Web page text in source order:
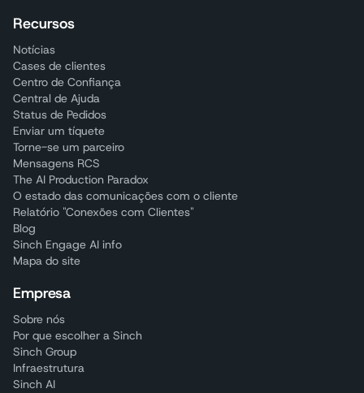
Recursos
Notícias
Cases de clientes
Centro de Confiança
Central de Ajuda
Status de Pedidos
Enviar um tíquete
Torne-se um parceiro
Mensagens RCS
The AI Production Paradox
O estado das comunicações com o cliente
Relatório "Conexões com Clientes"
Blog
Sinch Engage AI info
Mapa do site
Empresa
Sobre nós
Por que escolher a Sinch
Sinch Group
Infraestrutura
Sinch AI